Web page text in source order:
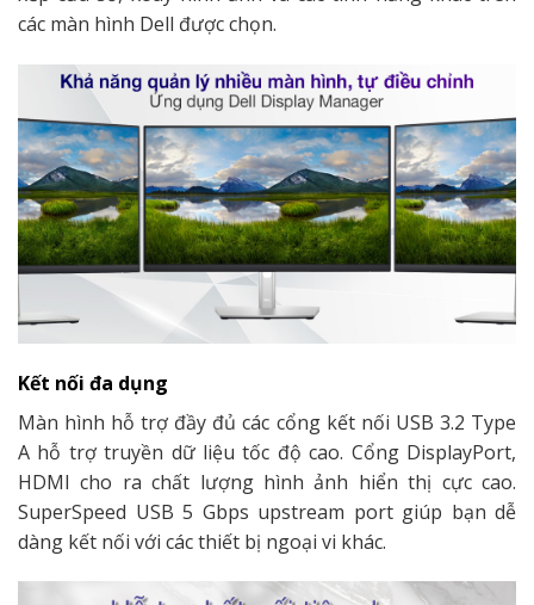
các màn hình Dell được chọn.
Kết nối đa dụng
Màn hình hỗ trợ đầy đủ các cổng kết nối USB 3.2 Type
A hỗ trợ truyền dữ liệu tốc độ cao. Cổng DisplayPort,
HDMI cho ra chất lượng hình ảnh hiển thị cực cao.
SuperSpeed USB 5 Gbps upstream port giúp bạn dễ
dàng kết nối với các thiết bị ngoại vi khác.